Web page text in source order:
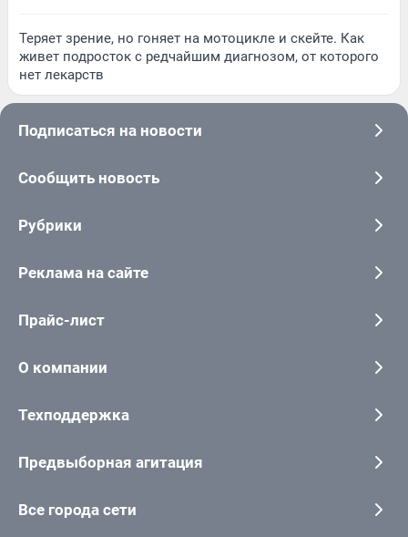
Теряет зрение, но гоняет на мотоцикле и скейте. Как
живет подросток с редчайшим диагнозом, от которого
нет лекарств
Подписаться на новости
Сообщить новость
Рубрики
Реклама на сайте
Прайс-лист
О компании
Техподдержка
Предвыборная агитация
Все города сети